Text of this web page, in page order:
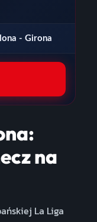
- Girona
na
La Liga